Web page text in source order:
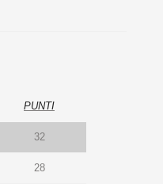
PUNTI
32
28